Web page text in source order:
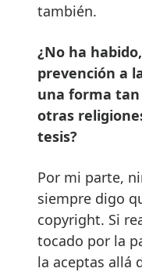
también.
¿No ha
prevención a
una forma
otras
tesis?
Por mi parte,
siempre digo
copyright. Si
tocado por la
la aceptas allá